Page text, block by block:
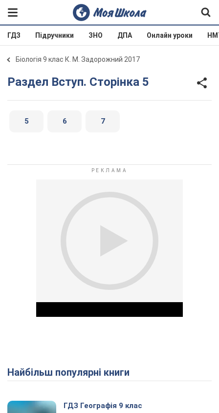
ГДЗ Підручники ЗНО ДПА Онлайн уроки
Біологія 9 клас К. М. Задорожний 2017
Раздел Вступ. Сторінка 5
5 6 7
Play Video
Найбільш популярні книги
ГДЗ Географія 9 клас